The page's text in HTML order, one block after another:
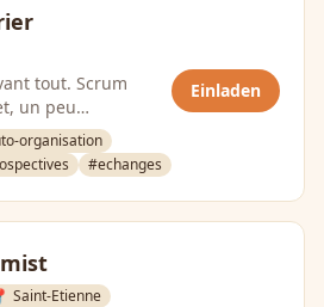
tout. Scrum
un peu
un optimiste
organisation
#echanges
Einladen
Saint-Etienne